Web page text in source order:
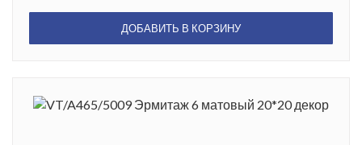
ДОБАВИТЬ В КОРЗИНУ